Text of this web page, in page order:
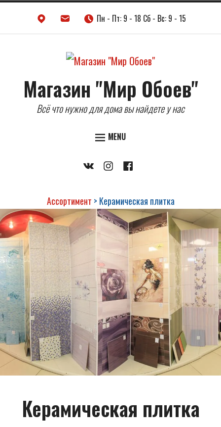
Пн - Пт: 9 - 18 Сб - Вс: 9 - 15
Магазин "Мир Обоев"
Всё что нужно для дома вы найдете у нас
MENU
КЕРАМИЧЕСКАЯ ПЛИТКА
САНТЕХНИКА
СОПУТСТВУЮЩИЕ
ПОТОЛОЧНЫЙ ДЕКОР
ПАНЕЛИ И ФАРТУКИ ПВХ
VkontakteInstagramFacebook
Ассортимент > Керамическая плитка
Керамическая плитка